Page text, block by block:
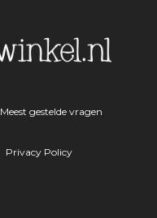
Meest gestelde vragen
Privacy Policy